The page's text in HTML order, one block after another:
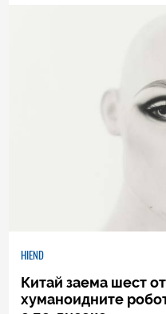
HIEND
Китай заема шест
хуманоидните